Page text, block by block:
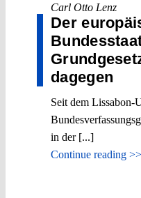
Carl Otto Lenz
Der
dagegen
Seit dem Lissabon-
in der [...]
Continue reading >>